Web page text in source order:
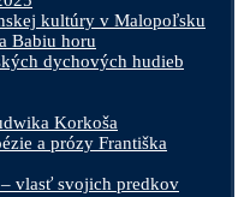
kultúry v Malopoľsku
Babiu horu
dychových hudieb
Korkoša
a prózy Františka
vlasť svojich predkov